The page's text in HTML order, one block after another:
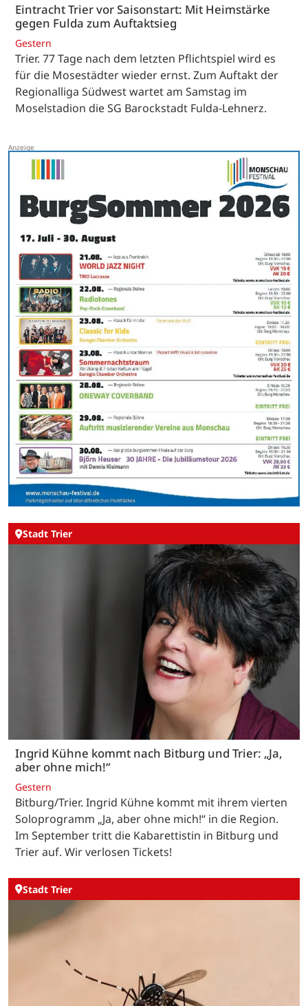
Eintracht Trier vor Saisonstart: Mit Heimstärke
gegen Fulda zum Auftaktsieg
Gestern
Trier. 77 Tage nach dem letzten Pflichtspiel wird es
für die Mosestädter wieder ernst. Zum Auftakt der
Regionalliga Südwest wartet am Samstag im
Moselstadion die SG Barockstadt Fulda-Lehnerz.
Stadt Trier
Ingrid Kühne kommt nach Bitburg und Trier: „Ja,
aber ohne mich!“
Gestern
Bitburg/Trier. Ingrid Kühne kommt mit ihrem vierten
Soloprogramm „Ja, aber ohne mich!“ in die Region.
Im September tritt die Kabarettistin in Bitburg und
Trier auf. Wir verlosen Tickets!
Stadt Trier